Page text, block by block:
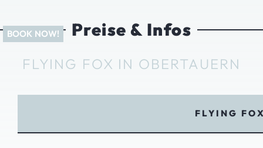
Preise & Infos
FLYING FOX IN OBERTAUERN
FLYING